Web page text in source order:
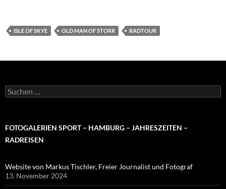
ISLE OF SKYE OLD MAN OF STORR RADTOUR
Suchen
nach:
FOTOGALERIEN SPORT – HAMBURG – JAHRESZEITEN –
RADREISEN
Website von Markus Tischler, Freier Journalist und Fotograf
13. November 2024